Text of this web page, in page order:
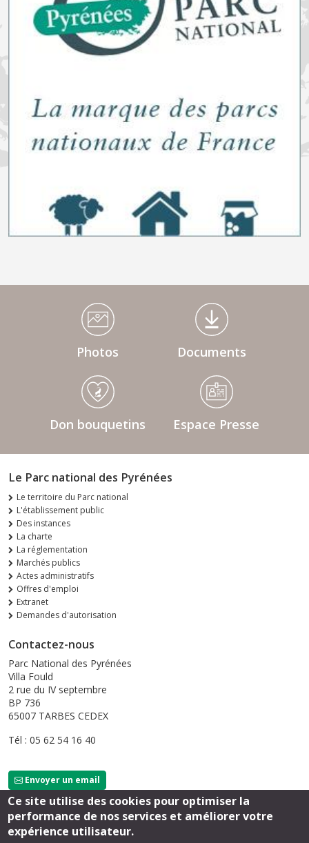
Médiathèque Footer
Photos Documents
Don bouquetins Espace Presse
Le Parc national des Pyrénées
Le territoire du Parc national
L'établissement public
Des instances
La charte
La réglementation
Marchés publics
Actes administratifs
Offres d'emploi
Extranet
Demandes d'autorisation
Contactez-nous
Parc National des Pyrénées
Villa Fould
2 rue du IV septembre
BP 736
65007 TARBES CEDEX
Tél : 05 62 54 16 40
Envoyer un email
Suivez-nous
Ce site utilise des cookies pour optimiser la
performance de nos services et améliorer votre
expérience utilisateur.